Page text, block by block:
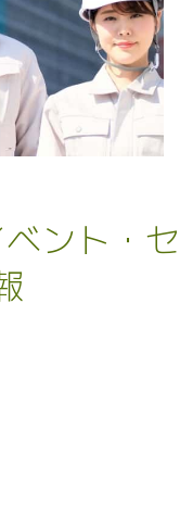
ント・セ